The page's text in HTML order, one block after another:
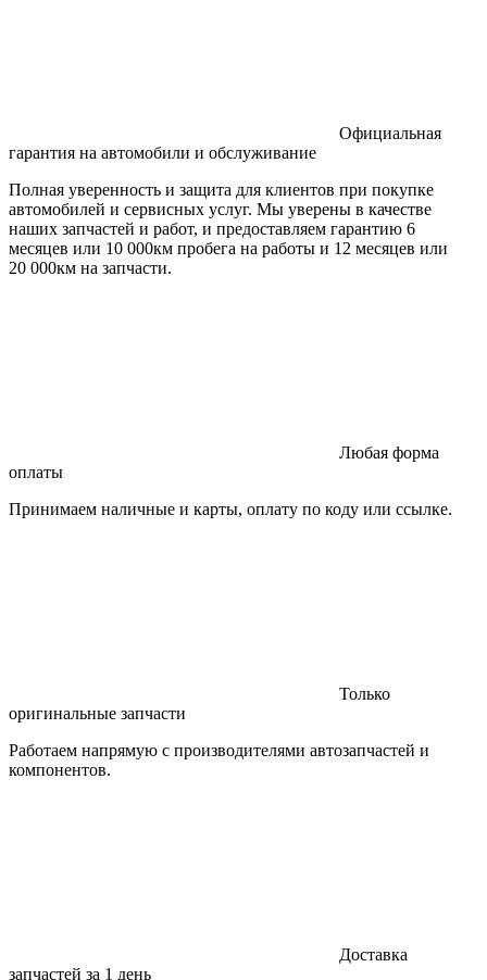
Официальная
гарантия на автомобили и обслуживание
Полная уверенность и защита для клиентов при покупке
автомобилей и сервисных услуг. Мы уверены в качестве
наших запчастей и работ, и предоставляем гарантию 6
месяцев или 10 000км пробега на работы и 12 месяцев или
20 000км на запчасти.
Любая форма
оплаты
Принимаем наличные и карты, оплату по коду или ссылке.
Только
оригинальные запчасти
Работаем напрямую с производителями автозапчастей и
компонентов.
Доставка
запчастей за 1 день